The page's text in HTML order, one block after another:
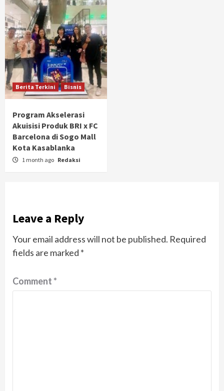
Berita Terkini Bisnis
Program Akselerasi
Akuisisi Produk BRI x FC
Barcelona di Sogo Mall
Kota Kasablanka
1 month ago Redaksi
Leave a Reply
Your email address will not be published. Required
fields are marked *
Comment*